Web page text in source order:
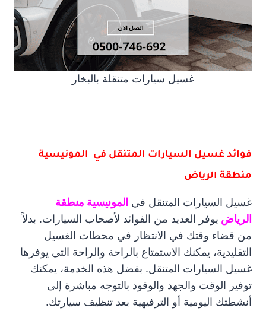
غسيل سيارات متنقلة بالبخار
فوائد غسيل السيارات المتنقل في المونيسية
منطقة الرياض
غسيل السيارات المتنقل في المونيسية منطقة
الرياض يوفر العديد من الفوائد لأصحاب السيارات. بدلاً
من قضاء وقتك في الانتظار في محطات الغسيل
التقليدية، يمكنك الاستمتاع بالراحة والراحة التي يوفرها
غسيل السيارات المتنقل. بفضل هذه الخدمة، يمكنك
توفير الوقت والجهد والوقود بالتوجه مباشرة إلى
أنشطتك اليومية أو الترفيهية بعد تنظيف سيارتك.